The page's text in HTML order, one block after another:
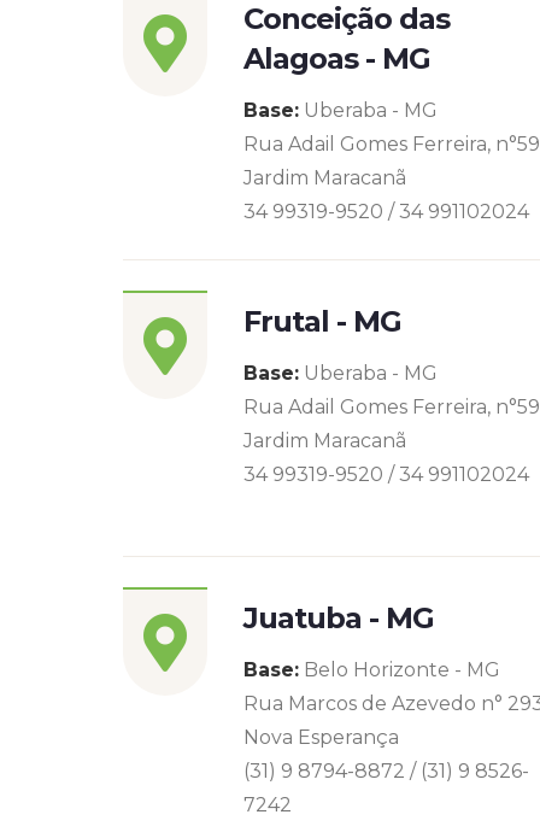
Conceição das
Alagoas - MG
Base: Uberaba - MG
Rua Adail Gomes Ferreira,
Jardim Maracanã
34 99319-9520 / 34 991102024
Frutal - MG
Base: Uberaba - MG
Rua Adail Gomes Ferreira,
Jardim Maracanã
34 99319-9520 / 34 991102024
Juatuba - MG
Base: Belo Horizonte - MG
Rua Marcos de Azevedo n°
Nova Esperança
(31) 9 8794-8872 / (31) 9 8526-
7242